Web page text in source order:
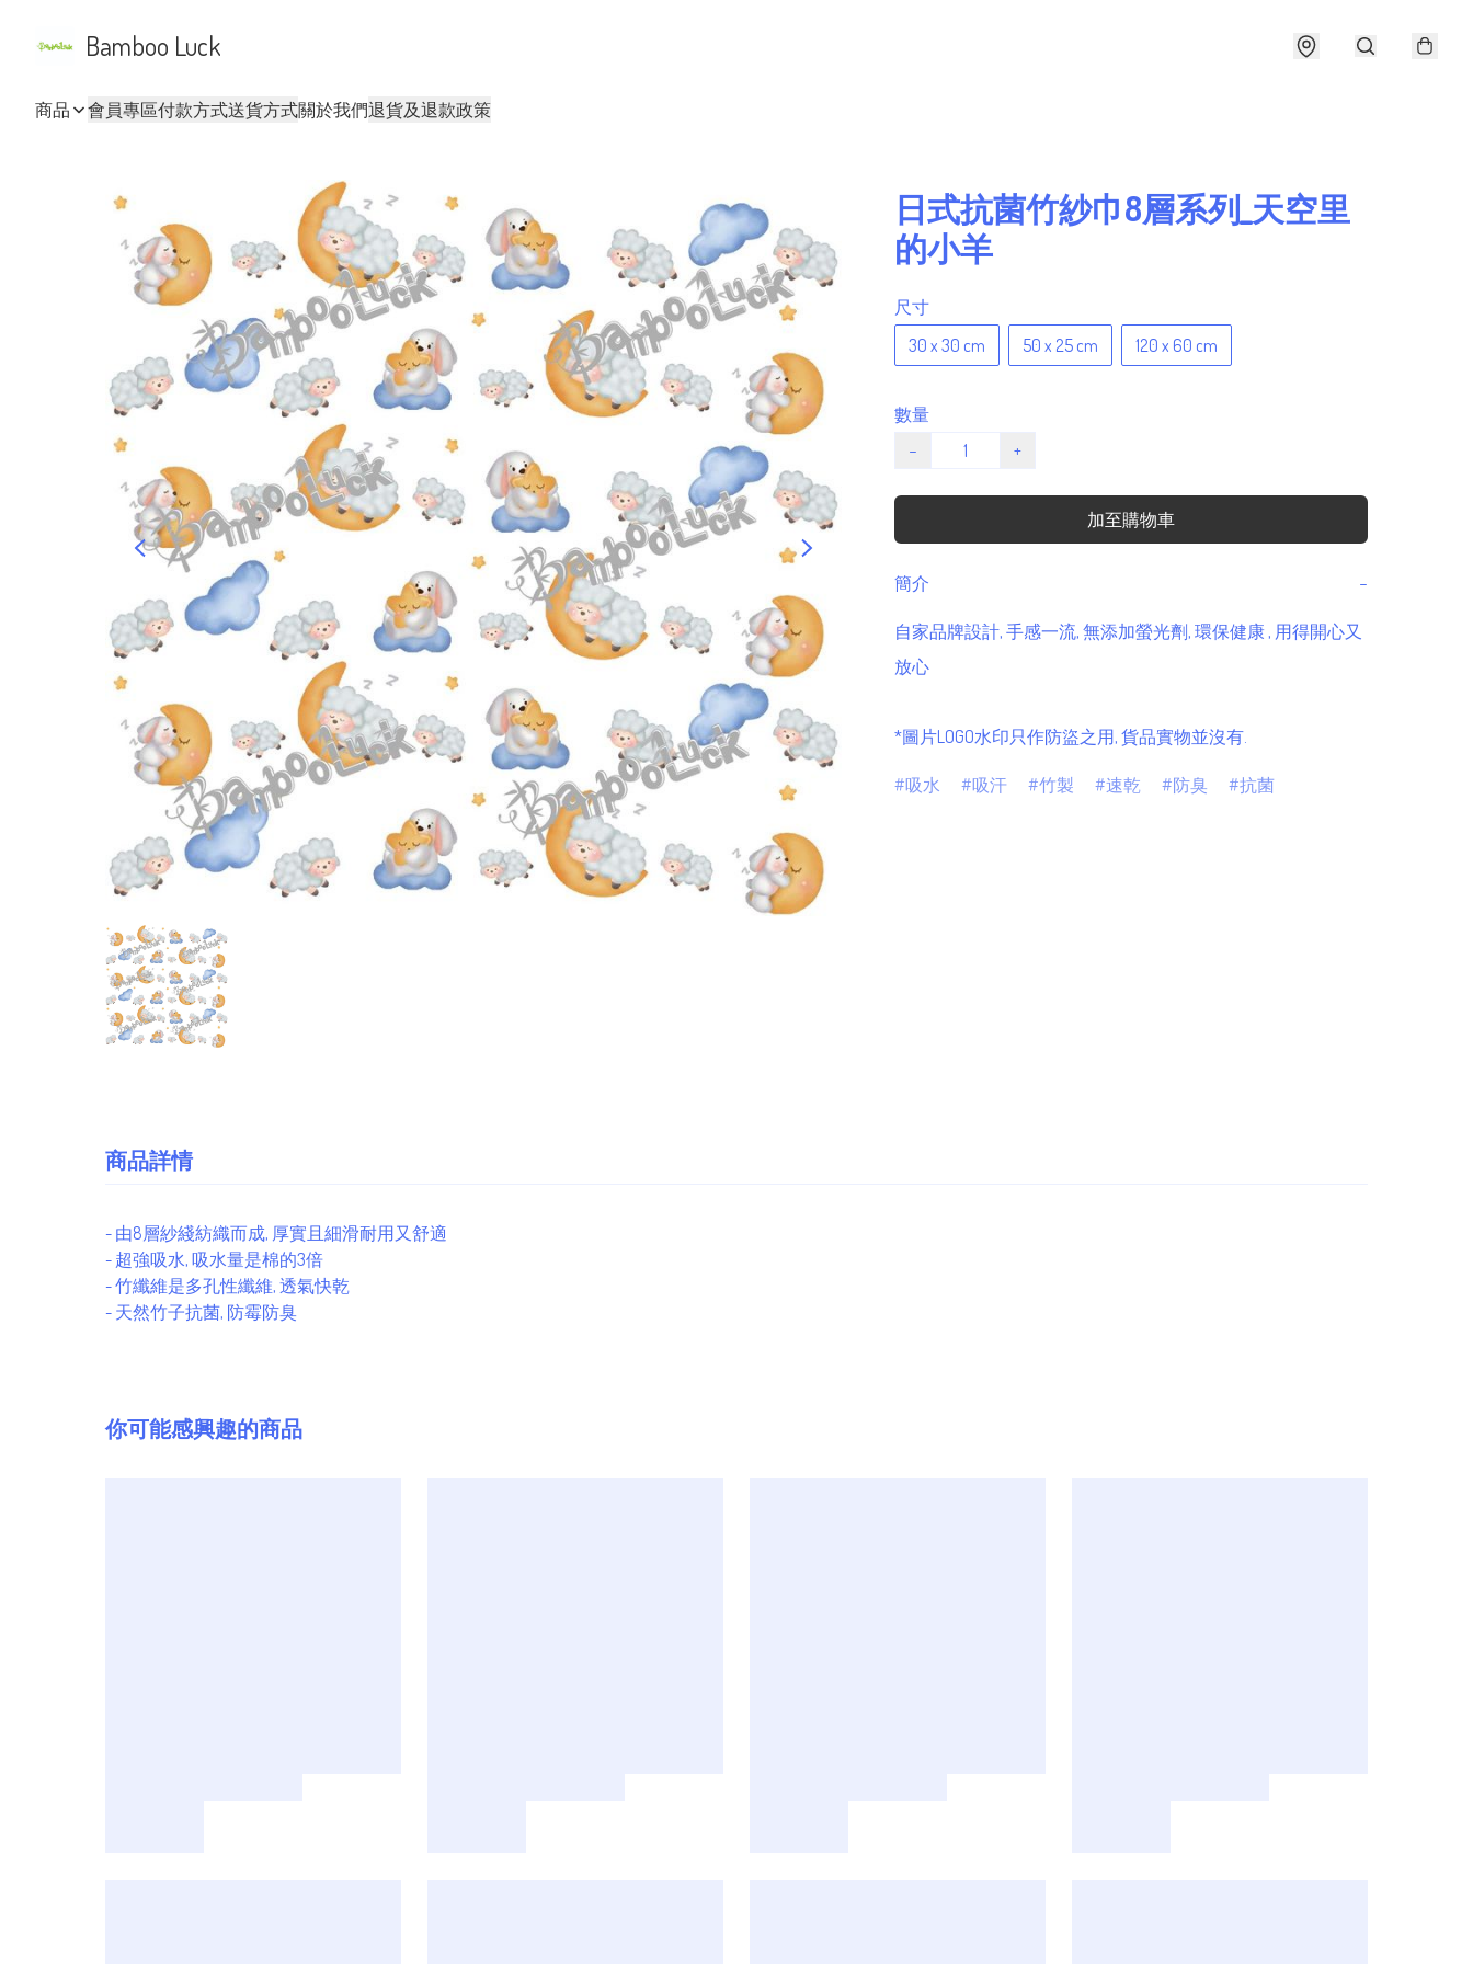
Bamboo Luck
商品 會員專區付款方式送貨方式關於我們退貨及退款政策
日式抗菌竹紗巾8層系列_天空里
的小羊
尺寸
30 x 30 cm
50 x 25 cm 120 x 60 cm
數量
−
+
加至購物車
簡介 −
自家品牌設計, 手感一流, 無添加螢光劑, 環保健康 , 用得開心又
放心
*圖片LOGO水印只作防盜之用, 貨品實物並沒有.
吸水 吸汗 竹製 速乾 防臭 抗菌
商品詳情
- 由8層紗綫紡織而成, 厚實且細滑耐用又舒適
- 超強吸水, 吸水量是棉的3倍
- 竹纖維是多孔性纖維, 透氣快乾
- 天然竹子抗菌, 防霉防臭
你可能感興趣的商品